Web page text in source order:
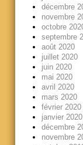
décembre
novembre
octobre
septembre
août 2020
juillet 2020
juin 2020
mai 2020
avril 2020
mars 2020
février 2020
janvier 2020
décembre
novembre